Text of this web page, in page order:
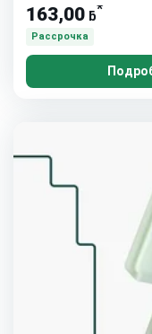
163,00 ƃ*
Рассрочка